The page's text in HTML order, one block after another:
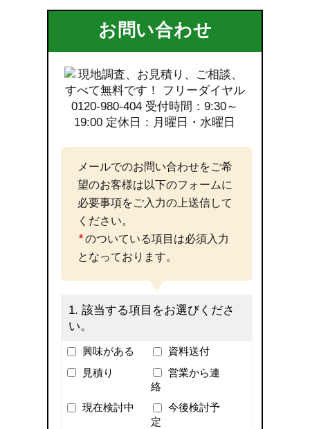
お問い合わせ
メールでのお問い合わせをご希
望のお客様は以下のフォームに
必要事項をご入力の上送信して
ください。
*のついている項目は必須入力
となっております。
1.該当する項目をお選びくださ
い。
興味がある
資料送付
見積り
営業から連
絡
現在検討中
今後検討予
定